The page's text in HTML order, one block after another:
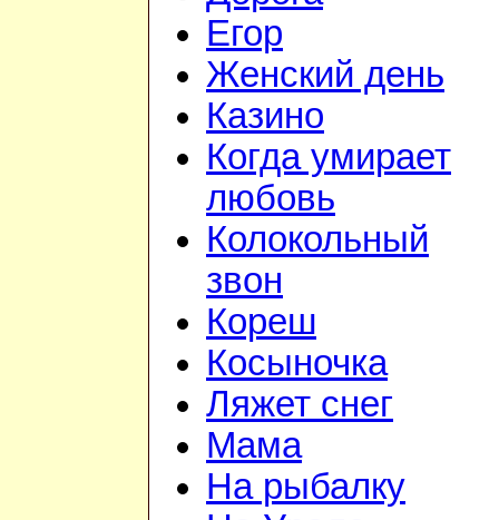
Егор
Женский день
Казино
Когда умирает
любовь
Колокольный
звон
Кореш
Косыночка
Ляжет снег
Мама
На рыбалку